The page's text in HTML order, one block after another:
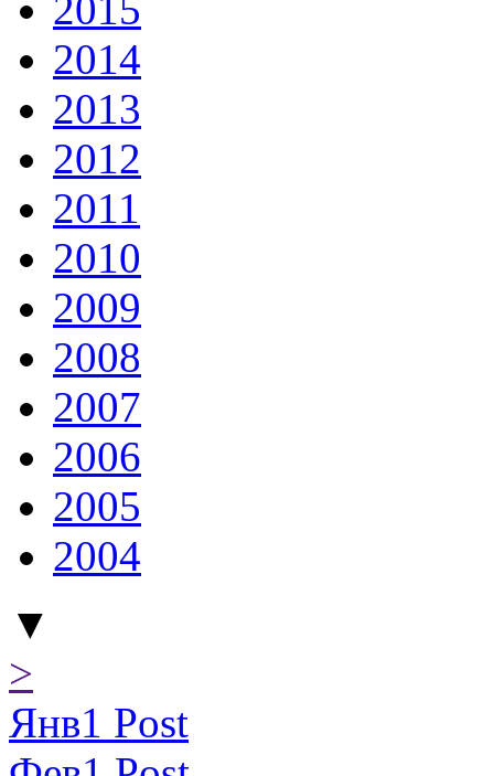
2015
2014
2013
2012
2011
2010
2009
2008
2007
2006
2005
2004
▼
>
Янв1 Post